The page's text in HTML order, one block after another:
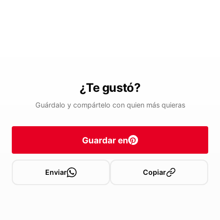
¿Te gustó?
Guárdalo y compártelo con quien más quieras
Guardar en
Enviar Copiar